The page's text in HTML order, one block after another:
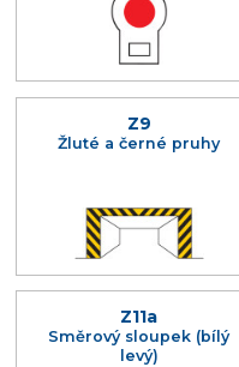
Z9
Žluté a černé pruhy
Z11a
Směrový sloupek (bílý
levý)